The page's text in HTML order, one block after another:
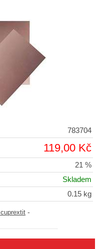
783704
119,00 Kč
21 %
Skladem
0.15 kg
-